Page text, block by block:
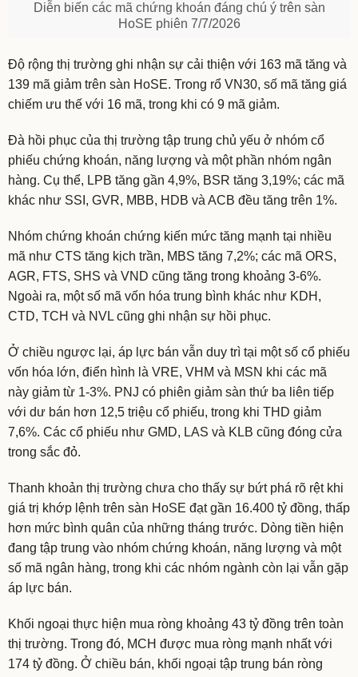
Diễn biến các mã chứng khoán đáng chú ý trên sàn
HoSE phiên 7/7/2026
Độ rộng thị trường ghi nhận sự cải thiện với 163 mã tăng và
139 mã giảm trên sàn HoSE. Trong rổ VN30, số mã tăng giá
chiếm ưu thế với 16 mã, trong khi có 9 mã giảm.
Đà hồi phục của thị trường tập trung chủ yếu ở nhóm cổ
phiếu chứng khoán, năng lượng và một phần nhóm ngân
hàng. Cụ thể, LPB tăng gần 4,9%, BSR tăng 3,19%; các mã
khác như SSI, GVR, MBB, HDB và ACB đều tăng trên 1%.
Nhóm chứng khoán chứng kiến mức tăng mạnh tại nhiều
mã như CTS tăng kịch trần, MBS tăng 7,2%; các mã ORS,
AGR, FTS, SHS và VND cũng tăng trong khoảng 3-6%.
Ngoài ra, một số mã vốn hóa trung bình khác như KDH,
CTD, TCH và NVL cũng ghi nhận sự hồi phục.
Ở chiều ngược lại, áp lực bán vẫn duy trì tại một số cổ phiếu
vốn hóa lớn, điển hình là VRE, VHM và MSN khi các mã
này giảm từ 1-3%. PNJ có phiên giảm sàn thứ ba liên tiếp
với dư bán hơn 12,5 triệu cổ phiếu, trong khi THD giảm
7,6%. Các cổ phiếu như GMD, LAS và KLB cũng đóng cửa
trong sắc đỏ.
Thanh khoản thị trường chưa cho thấy sự bứt phá rõ rệt khi
giá trị khớp lệnh trên sàn HoSE đạt gần 16.400 tỷ đồng, thấp
hơn mức bình quân của những tháng trước. Dòng tiền hiện
đang tập trung vào nhóm chứng khoán, năng lượng và một
số mã ngân hàng, trong khi các nhóm ngành còn lại vẫn gặp
áp lực bán.
Khối ngoại thực hiện mua ròng khoảng 43 tỷ đồng trên toàn
thị trường. Trong đó, MCH được mua ròng mạnh nhất với
174 tỷ đồng. Ở chiều bán, khối ngoại tập trung bán ròng